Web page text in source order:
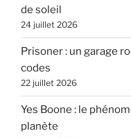
de soleil
24 juillet 2026
Prisoner : un garage
codes
22 juillet 2026
Yes Boone : le
planète